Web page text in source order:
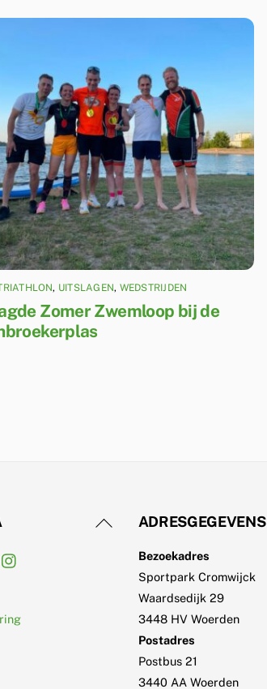
, UITSLAGEN, WEDSTRIJDEN
Zomer Zwemloop bij de
Back
ADRESGEGEVENS
Bezoekadres
Sportpark Cromwijck
Waardsedijk 29
3448 HV Woerden
Postadres
Postbus 21
3440 AA Woerden